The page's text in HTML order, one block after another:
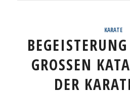
KARATE
GROSSEN
ER